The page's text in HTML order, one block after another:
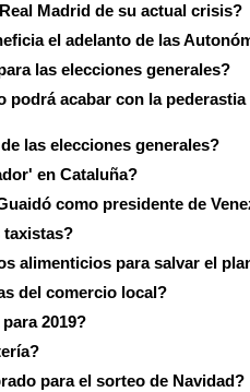
Madrid de su actual crisis?
el adelanto de las
las elecciones generales?
podrá acabar con la pederastia
las elecciones generales?
en Cataluña?
como presidente de
taxistas?
alimenticios para salvar el
del comercio local?
2019?
para el sorteo de Navidad?